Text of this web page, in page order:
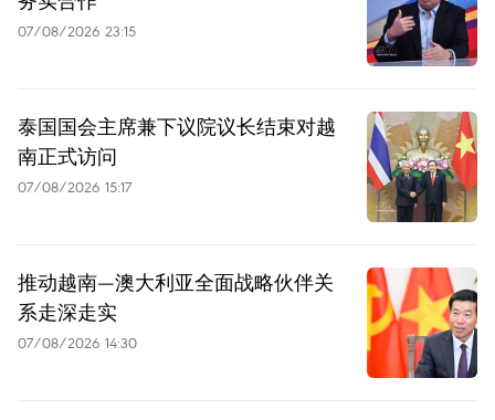
07/08/2026 23:15
泰国国会主席兼下议院议长结束对越
南正式访问
07/08/2026 15:17
推动越南—澳大利亚全面战略伙伴关
系走深走实
07/08/2026 14:30